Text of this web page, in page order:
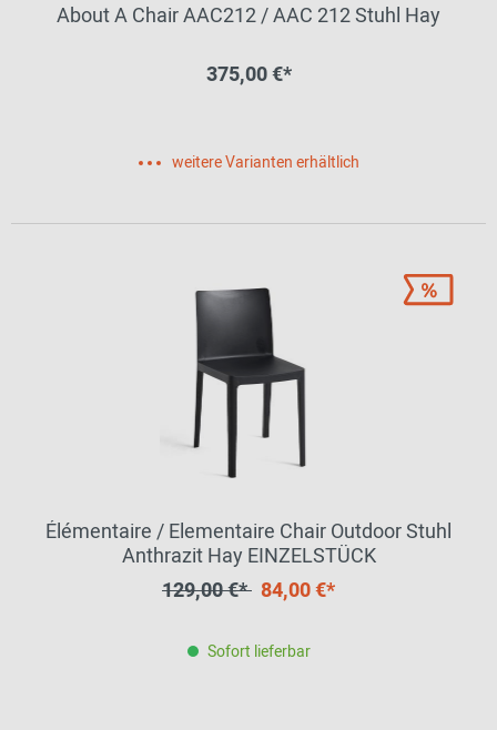
About A Chair AAC212 / AAC 212 Stuhl Hay
375,00 €*
weitere Varianten erhältlich
Élémentaire / Elementaire Chair Outdoor Stuhl
Anthrazit Hay EINZELSTÜCK
129,00 €* 84,00 €*
Sofort lieferbar